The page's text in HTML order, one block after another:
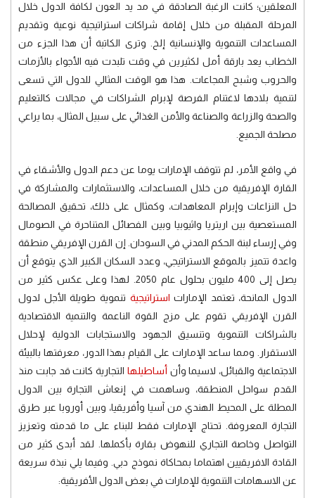
المعلقين؛ كانت الرغبة الصادقة في مد يد العون لكافة الدول خلال
المرحلة المقبلة من خلال إقامة شراكات استراتيجية نوعية وتقديم
المساعدات التنموية والإنسانية إلخ. وترى الكاتبة أن هذا الجزء من
الخطاب يعد بارقة أمل لكثيرين في وقت تلبدت فيه الأجواء بالأزمات
والحروب وشبح المجاعات. هذا هو الوقت المثالي للدول التي تسعى
لتنمية بلادها لاغتنام الفرصة لإبرام الشراكات في مجالات كالتعليم
والصحة والزراعة والصناعة والأمن الغذائي على سبيل المثال، بما يراعي
مصلحة الجميع.
في واقع الأمر، لم تتوقف الإمارات يوما عن دعم الدول والأشقاء في
القارة الإفريقية من خلال المساعدات، والاستثمارات والمشاركة في
حل النزاعات وإبرام المعاهدات، وكمثال على ذلك، تحقيق المصالحة
المستعصية بين اريتريا واثيوبيا وبين الفصائل المتناحرة في الصومال
وفي إرساء لبنة الحكم المدني في السودان. إن القرن الإفريقي منطقة
واعدة تتميز بالموقع الاستراتيجي، وعدد السكان الكبير الذي يتوقع أن
يصل إلى 400 مليون بحلول عام 2050. لهذا وعلى عكس كثير من
الدول المانحة، تعتمد الإمارات استراتيجية تنموية طويلة الأجل لدول
القرن الإفريقي تقوم على مزج القوة الناعمة والتنمية الاقتصادية
بالشراكات التنموية وتنسيق الجهود والاستجابات الدولية لإحلال
الاستقرار. ومما ساعد الإمارات على القيام بهذا الدور، معرفتها بالبيئة
الاجتماعية والقبائل، لاسيما وأن أساطيلها التجارية كانت قد جابت منذ
القدم سواحل المنطقة، وساهمت في إنعاش التجارة بين الدول
المطلة على المحيط الهندي من آسيا وأفريقيا، وبين أوروبا عبر طرق
التجارة المعروفة. تحتاج الإمارات فقط للبناء على ما قدمته وتعزيز
التواصل وخاصة التجاري للنهوض بقارة بأكملها. لقد أبدى كثير من
القادة الافريقيين اهتماما بمحاكاة نموذج دبي. وفيما يلي نبذة سريعة
عن الاسهامات التنموية للإمارات في بعض الدول الأفريقية: